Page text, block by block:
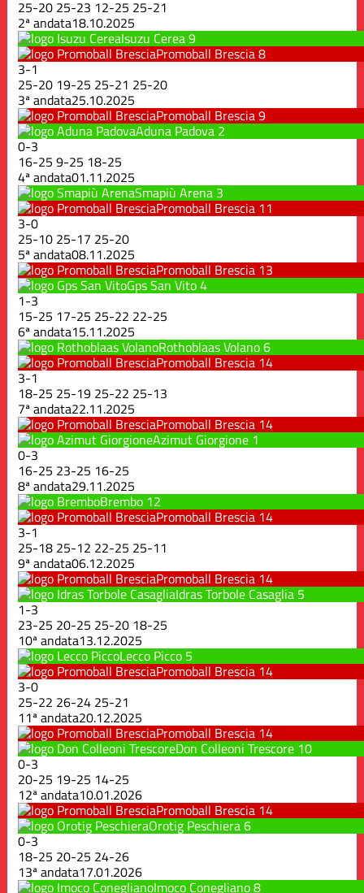
25-20 25-23 12-25 25-21
2ª andata18.10.2025
Isuzu Cerea9
Promoball Brescia8
3-1
25-20 19-25 25-21 25-20
3ª andata25.10.2025
Promoball Brescia9
Aduna Padova 2
0-3
16-25 9-25 18-25
4ª andata01.11.2025
Smapiù Arena 3
Promoball Brescia 11
3-0
25-10 25-17 25-20
5ª andata08.11.2025
Promoball Brescia 13
Gps San Vito4
1-3
15-25 17-25 25-22 22-25
6ª andata15.11.2025
Rothoblaas Volano6
Promoball Brescia 14
3-1
18-25 25-19 25-22 25-13
7ª andata22.11.2025
Promoball Brescia 14
Azimut Giorgione 1
0-3
16-25 23-25 16-25
8ª andata29.11.2025
Brembo 12
Promoball Brescia 14
3-1
25-18 25-12 22-25 25-11
9ª andata06.12.2025
Promoball Brescia 14
Idras Torbole Casaglia 5
1-3
23-25 20-25 25-20 18-25
10ª andata13.12.2025
Lecco Picco 5
Promoball Brescia 14
3-0
25-22 26-24 25-21
11ª andata20.12.2025
Promoball Brescia 14
Don Colleoni Trescore 10
0-3
20-25 19-25 14-25
12ª andata10.01.2026
Promoball Brescia 14
Orotig Peschiera6
0-3
18-25 20-25 24-26
13ª andata17.01.2026
Imoco Conegliano8